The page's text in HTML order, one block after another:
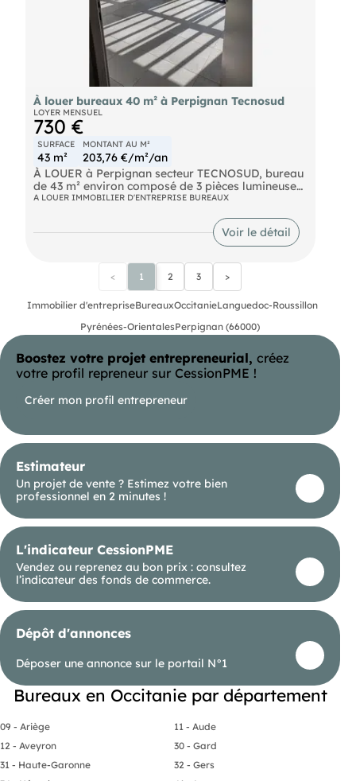
À louer bureaux 40 m² à Perpignan Tecnosud
LOYER MENSUEL
730 €
SURFACE
43 m²
MONTANT AU M²
203,76 €/m²/an
À LOUER à Perpignan secteur TECNOSUD, bureau
de 43 m² environ composé de 3 pièces lumineuses
et un sanitaire, situé en premier étage avec
places de parking privées. Renseignements sur
demande. Pour découvrir d'autres biens, rendez-
A LOUER IMMOBILIER D'ENTREPRISE BUREAUX
Voir le détail
< 1 2 3 >
Immobilier d'entrepriseBureauxOccitanieLanguedoc-Roussillon
Pyrénées-OrientalesPerpignan (66000)
Boostez votre projet entrepreneurial, créez
votre profil repreneur sur CessionPME !
Créer mon profil entrepreneur
Estimateur
Un projet de vente ? Estimez votre bien
professionnel en 2 minutes !
L'indicateur CessionPME
Vendez ou reprenez au bon prix : consultez
l’indicateur des fonds de commerce.
Dépôt d'annonces
Déposer une annonce sur le portail N°1
Bureaux en Occitanie par département
09 - Ariège
11 - Aude
12 - Aveyron
30 - Gard
31 - Haute-Garonne
32 - Gers